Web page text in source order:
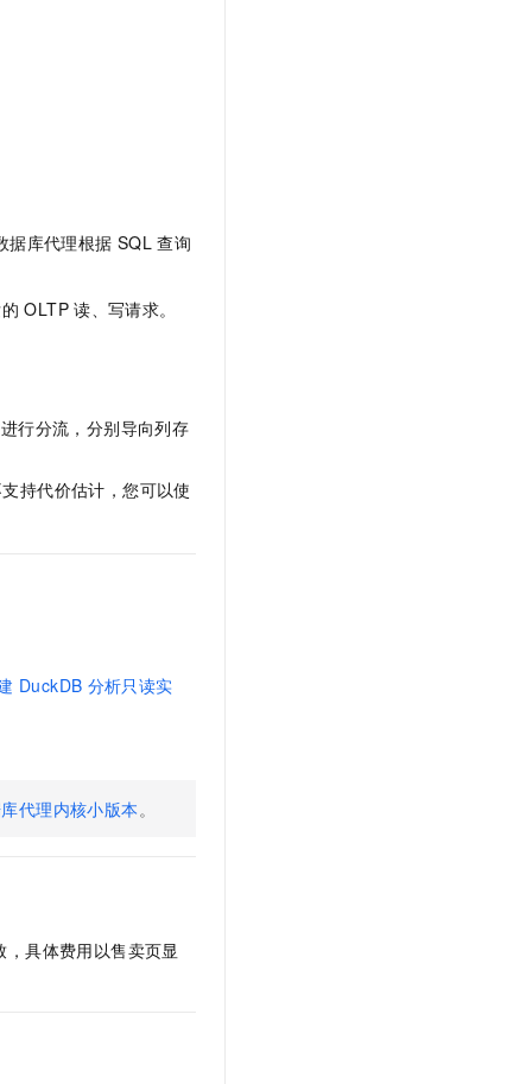
据库代理根据 SQL 查询
OLTP 读、写请求。
行分流，分别导向列存
持代价估计，您可以使
DuckDB 分析只读实
代理内核小版本 。
具体费用以售卖页显